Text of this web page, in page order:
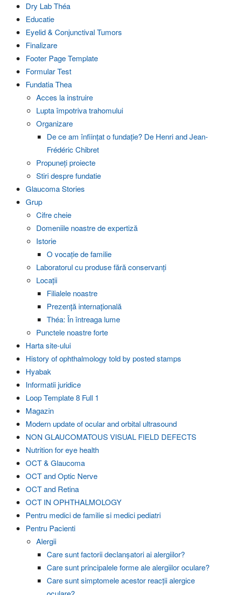
Dry Lab Théa
Educatie
Eyelid & Conjunctival Tumors
Finalizare
Footer Page Template
Formular Test
Fundatia Thea
Acces la instruire
Lupta împotriva trahomului
Organizare
De ce am înființat o fundație? De Henri and Jean-
Frédéric Chibret
Propuneți proiecte
Stiri despre fundatie
Glaucoma Stories
Grup
Cifre cheie
Domeniile noastre de expertiză
Istorie
O vocație de familie
Laboratorul cu produse fără conservanți
Locaţii
Filialele noastre
Prezență internațională
Théa: În întreaga lume
Punctele noastre forte
Harta site-ului
History of ophthalmology told by posted stamps
Hyabak
Informatii juridice
Loop Template 8 Full 1
Magazin
Modern update of ocular and orbital ultrasound
NON GLAUCOMATOUS VISUAL FIELD DEFECTS
Nutrition for eye health
OCT & Glaucoma
OCT and Optic Nerve
OCT and Retina
OCT IN OPHTHALMOLOGY
Pentru medici de familie si medici pediatri
Pentru Pacienti
Alergii
Care sunt factorii declanșatori ai alergiilor?
Care sunt principalele forme ale alergiilor oculare?
Care sunt simptomele acestor reacții alergice